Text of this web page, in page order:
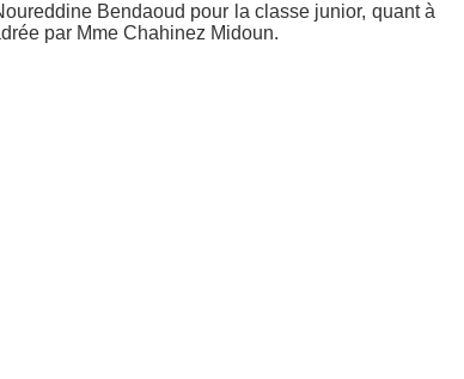
Bendaoud pour la classe junior, quant à
par Mme Chahinez Midoun.